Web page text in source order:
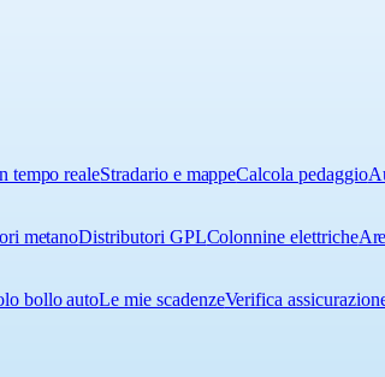
tempo realeStradario e mappeCalcola pedaggio
metanoDistributori GPLColonnine elettriche
bollo autoLe mie scadenzeVerifica